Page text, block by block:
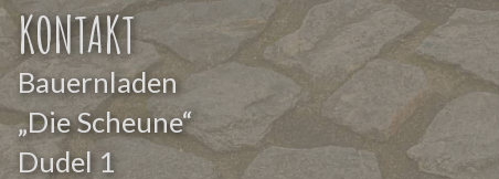
KONTAKT
Bauernladen
„Die Scheune“
Dudel 1